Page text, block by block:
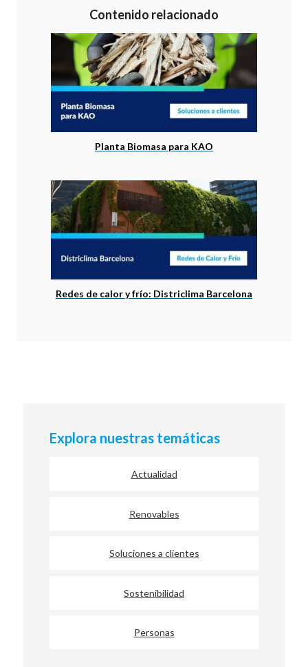
Contenido relacionado
Planta Biomasa para KAO
Redes de calor y frío: Districlima Barcelona
Explora nuestras temáticas
Actualidad
Renovables
Soluciones a clientes
Sostenibilidad
Personas